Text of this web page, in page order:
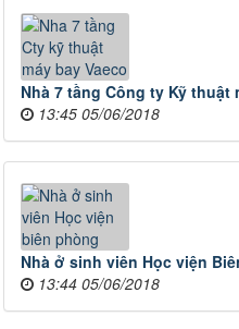
Nhà 7 tầng Công ty Kỹ thuật
13:45 05/06/2018
Nhà ở sinh viên Học viện
13:44 05/06/2018